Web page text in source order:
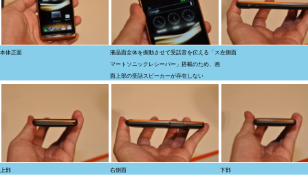
本体正面
液晶面全体を振動させて受話音を伝える「ス
マートソニックレシーバー」搭載のため、画
面上部の受話スピーカーが存在しない
左側面
上部 右側面 下部